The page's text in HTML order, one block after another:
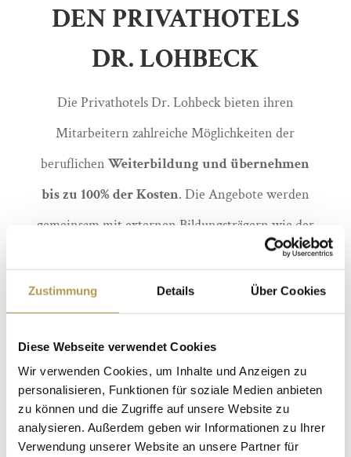
Zustimmung Details Über Cookies
Diese Webseite verwendet Cookies
Wir verwenden Cookies, um Inhalte und Anzeigen zu
personalisieren, Funktionen für soziale Medien anbieten
zu können und die Zugriffe auf unsere Website zu
analysieren. Außerdem geben wir Informationen zu Ihrer
Verwendung unserer Website an unsere Partner für
DEN PRIVATHOTELS
DR. LOHBECK
Die Privathotels Dr. Lohbeck bieten ihren
Mitarbeitern zahlreiche Möglichkeiten der
beruflichenWeiterbildung und übernehmen
bis zu 100% der Kosten. Die Angebote werden
gemeinsam mit externen Bildungsträgern wie der
Deutschen Hotel-Akademie, Industrie- und
Handelskammern, Volkshochschulen und anderen
Bildungsträgern organisiert. Zu den
Kooperationspartnern gehören beispielsweise
auch die École hôtelière de Lausanne (EHL), die
älteste und renommierteste Hotelfachschule in
Europa, sowie die Cornell University in New